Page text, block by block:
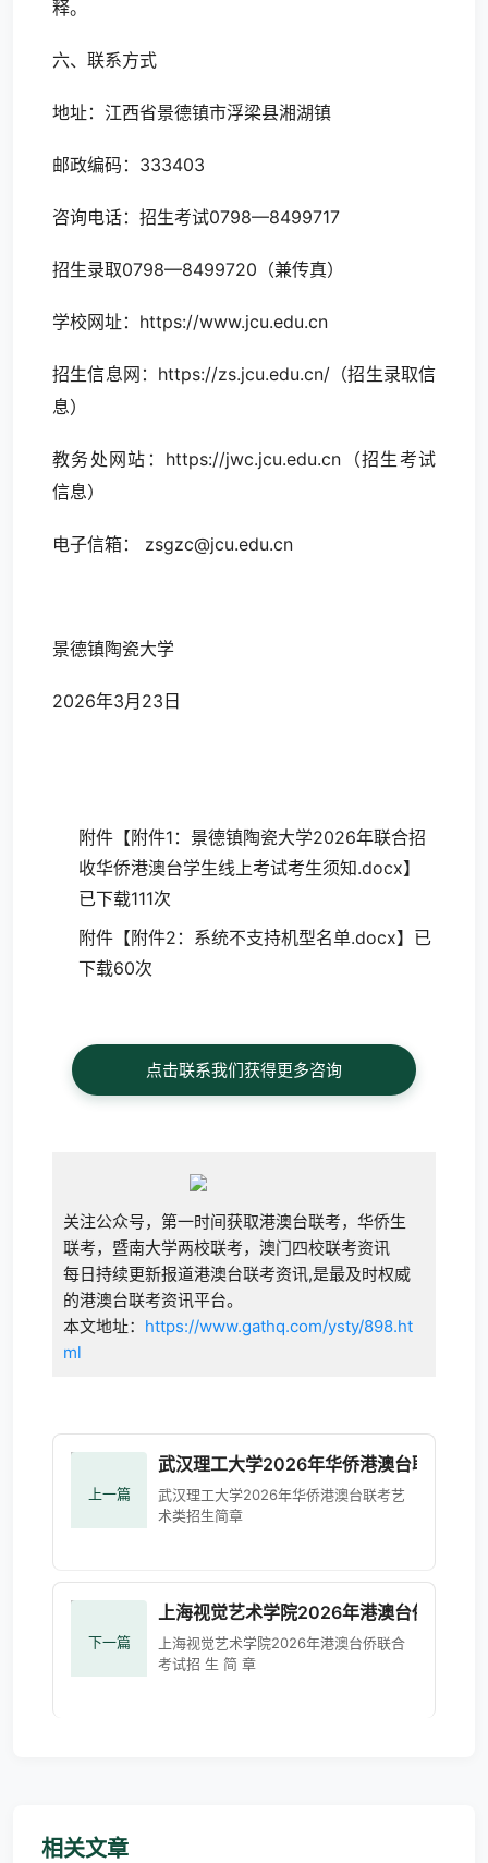
释。
六、联系方式
地址：江西省景德镇市浮梁县湘湖镇
邮政编码：333403
咨询电话：招生考试0798—8499717
招生录取0798—8499720（兼传真）
学校网址：https://www.jcu.edu.cn
招生信息网：https://zs.jcu.edu.cn/（招生录取信
息）
教务处网站：https://jwc.jcu.edu.cn（招生考试
信息）
电子信箱： zsgzc@jcu.edu.cn
景德镇陶瓷大学
2026年3月23日
附件【附件1：景德镇陶瓷大学2026年联合招
收华侨港澳台学生线上考试考生须知.docx】
已下载111次
附件【附件2：系统不支持机型名单.docx】已
下载60次
点击联系我们获得更多咨询
关注公众号，第一时间获取港澳台联考，华侨生
联考，暨南大学两校联考，澳门四校联考资讯
每日持续更新报道港澳台联考资讯,是最及时权威
的港澳台联考资讯平台。
本文地址： https://www.gathq.com/ysty/898.ht
ml
上一篇
武汉理工大学2026年华侨港澳台联考艺术
武汉理工大学2026年华侨港澳台联考艺
术类招生简章
下一篇
上海视觉艺术学院2026年港澳台侨联合考
上海视觉艺术学院2026年港澳台侨联合
考试招 生 简 章
相关文章